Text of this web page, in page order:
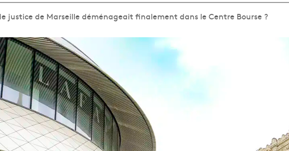
justice de Marseille déménageait finalement dans le Centre Bourse ?